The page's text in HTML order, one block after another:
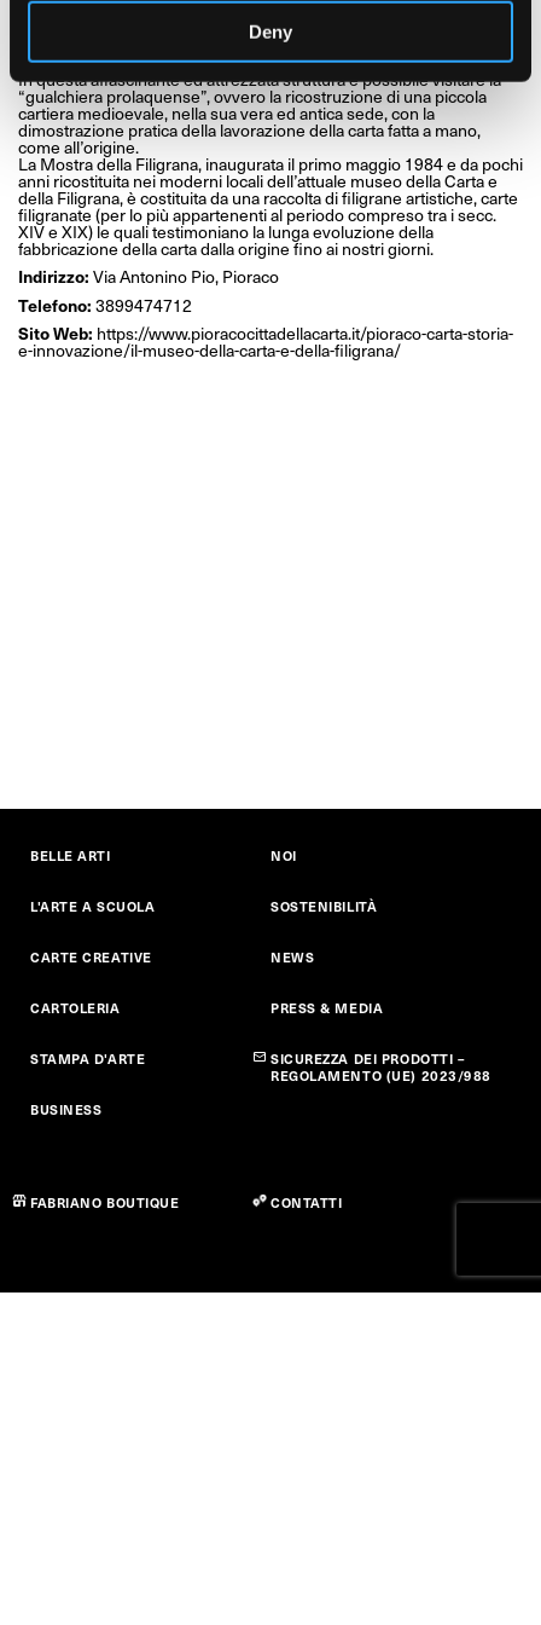
Deny
numerose piccole gualchiere sopravvissute nei secoli e riunite da
Pietro Miliani nell’Ottocento e assorbite a inizio Novecento dalle
Cartiere Miliani Fabriano (oggi Gruppo Fedrigoni), di cui ancora oggi
fanno parte.
In questa affascinante ed attrezzata struttura è possibile visitare la
“gualchiera prolaquense”, ovvero la ricostruzione di una piccola
cartiera medioevale, nella sua vera ed antica sede, con la
dimostrazione pratica della lavorazione della carta fatta a mano,
come all’origine.
La Mostra della Filigrana, inaugurata il primo maggio 1984 e da pochi
anni ricostituita nei moderni locali dell’attuale museo della Carta e
della Filigrana, è costituita da una raccolta di filigrane artistiche, carte
filigranate (per lo più appartenenti al periodo compreso tra i secc.
XIV e XIX) le quali testimoniano la lunga evoluzione della
fabbricazione della carta dalla origine fino ai nostri giorni.
Indirizzo: Via Antonino Pio, Pioraco
Telefono: 3899474712
Sito Web: https://www.pioracocittadellacarta.it/pioraco-carta-storia-
e-innovazione/il-museo-della-carta-e-della-filigrana/
BELLE ARTI
L'ARTE A SCUOLA
CARTE CREATIVE
CARTOLERIA
STAMPA D'ARTE
BUSINESS
NOI
SOSTENIBILITÀ
NEWS
PRESS & MEDIA
SICUREZZA DEI PRODOTTI –
REGOLAMENTO (UE) 2023/988
FABRIANO BOUTIQUE CONTATTI